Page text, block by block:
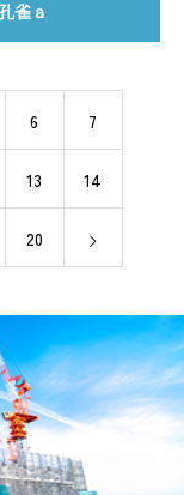
雀ａ
6 7
13 14
20